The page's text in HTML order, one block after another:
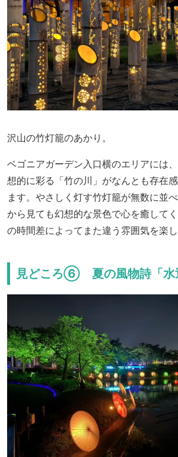
沢山の竹灯籠のあかり。
ベゴニアガーデン入口横のエリアには
想的に彩る「竹の川」がなんとも存在
ます。やさしく灯す竹灯籠が無数に並
から見ても幻想的な景色で心を癒して
の時間差によってまた違う雰囲気を楽し
見どころ⑥ 夏の風物詩「水